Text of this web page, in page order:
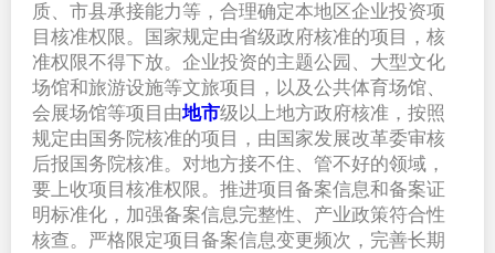
质、市县承接能力等，合理确定本地区企业投资项
目核准权限。国家规定由省级政府核准的项目，核
准权限不得下放。企业投资的主题公园、大型文化
场馆和旅游设施等文旅项目，以及公共体育场馆、
会展场馆等项目由地市级以上地方政府核准，按照
规定由国务院核准的项目，由国家发展改革委审核
后报国务院核准。对地方接不住、管不好的领域，
要上收项目核准权限。推进项目备案信息和备案证
明标准化，加强备案信息完整性、产业政策符合性
核查。严格限定项目备案信息变更频次，完善长期